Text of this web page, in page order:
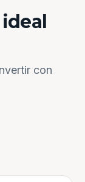
con